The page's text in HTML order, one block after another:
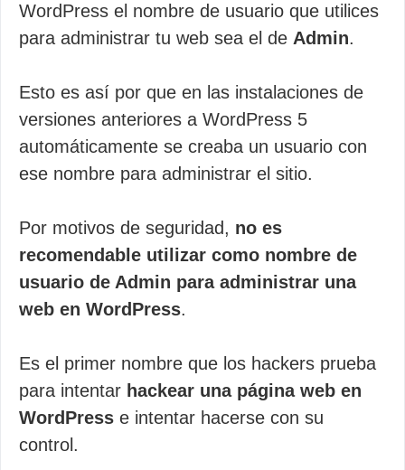
WordPress el nombre de usuario que utilices
para administrar tu web sea el de Admin.
Esto es así por que en las instalaciones de
versiones anteriores a WordPress 5
automáticamente se creaba un usuario con
ese nombre para administrar el sitio.
Por motivos de seguridad, no es
recomendable utilizar como nombre de
usuario de Admin para administrar una
web en WordPress.
Es el primer nombre que los hackers prueba
para intentar hackear una página web en
WordPress e intentar hacerse con su
control.